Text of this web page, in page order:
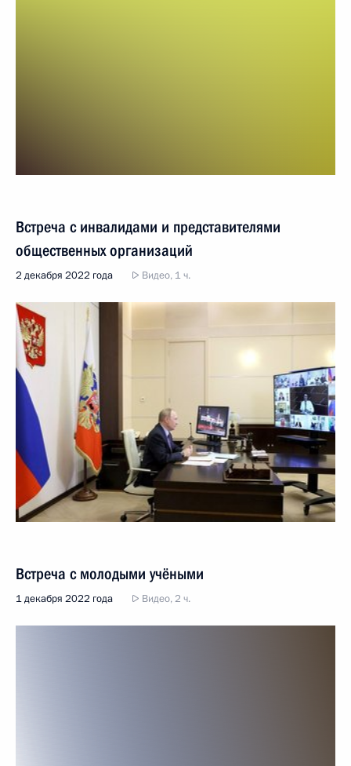
Встреча с инвалидами и представителями
общественных организаций
2 декабря 2022 года Видео, 1 ч.
Встреча с молодыми учёными
1 декабря 2022 года Видео, 2 ч.